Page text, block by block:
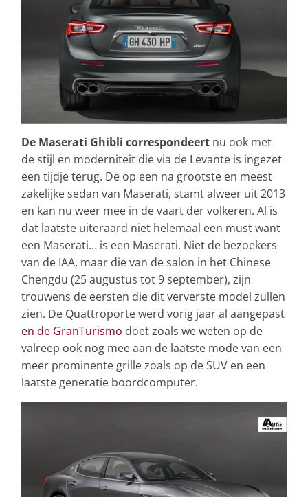
De Maserati Ghibli correspondeert nu ook met
de stijl en moderniteit die via de Levante is ingezet
een tijdje terug. De op een na grootste en meest
zakelijke sedan van Maserati, stamt alweer uit 2013
en kan nu weer mee in de vaart der volkeren. Al is
dat laatste uiteraard niet helemaal een must want
een Maserati… is een Maserati. Niet de bezoekers
van de IAA, maar die van de salon in het Chinese
Chengdu (25 augustus tot 9 september), zijn
trouwens de eersten die dit ververste model zullen
zien. De Quattroporte werd vorig jaar al aangepast
en de GranTurismo doet zoals we weten op de
valreep ook nog mee aan de laatste mode van een
meer prominente grille zoals op de SUV en een
laatste generatie boordcomputer.